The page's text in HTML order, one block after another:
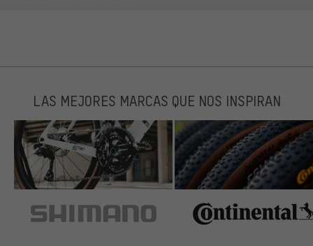
LAS MEJORES MARCAS QUE NOS INSPIRAN